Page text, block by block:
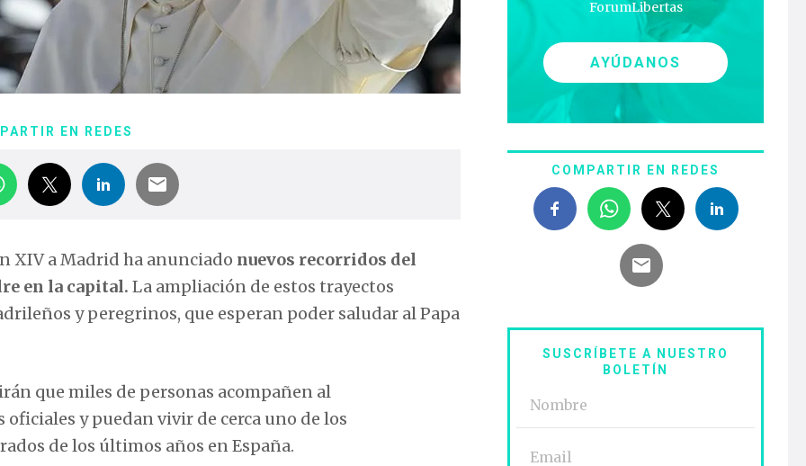
EN REDES
XIV a Madrid ha anunciado nuevos recorridos del
en la capital. La ampliación de estos trayectos
y peregrinos, que esperan poder saludar al Papa
que miles de personas acompañen al
y puedan vivir de cerca uno de los
de los últimos años en España.
ForumLibertas
AYÚDANOS
COMPARTIR EN REDES
SUSCRÍBETE A NUESTRO
BOLETÍN